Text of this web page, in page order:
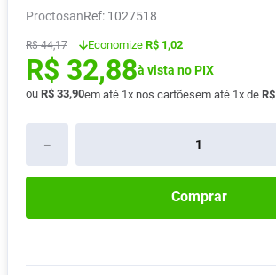
Proctosan : 1027518
R$ 44,17 Economize R$ 1,02
R$ 32,88à vista no PIX
ou R$ 33,90em até 1x nos cartõesem até 1x de R$
－
Comprar
7º Desodorante
8º Absorvente
9 Lavitan
10º Vitamina D